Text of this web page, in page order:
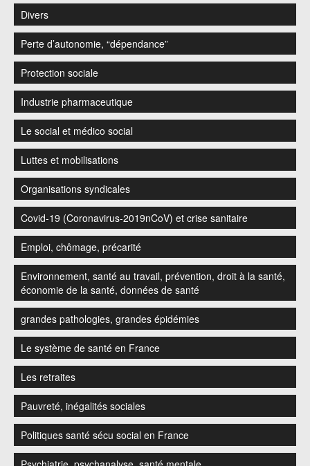
Divers
Perte d’autonomie, “dépendance”
Protection sociale
Industrie pharmaceutique
Le social et médico social
Luttes et mobilisations
Organisations syndicales
Covid-19 (Coronavirus-2019nCoV) et crise sanitaire
Emploi, chômage, précarité
Environnement, santé au travail, prévention, droit à la santé,
économie de la santé, données de santé
grandes pathologies, grandes épidémies
Le système de santé en France
Les retraites
Pauvreté, inégalités sociales
Politiques santé sécu social en France